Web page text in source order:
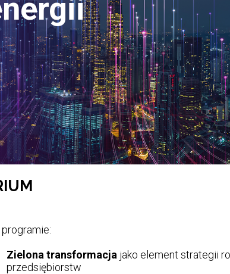
programie:
Zielona transformacja jako element strategii
przedsiębiorstw